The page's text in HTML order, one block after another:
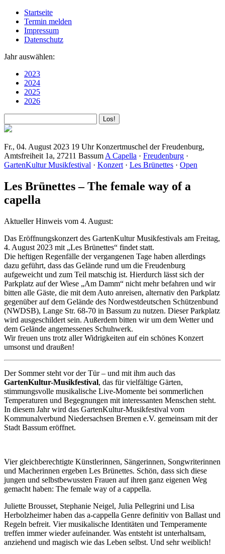
Startseite
Termin melden
Impressum
Datenschutz
Jahr auswählen:
2023
2024
2025
2026
Fr., 04. August 2023 19 Uhr Konzertmuschel der Freudenburg,
Amtsfreiheit 1a, 27211 Bassum A Capella · Freudenburg ·
GartenKultur Musikfestival · Konzert · Les Brünettes · Open
Les Brünettes – The female way of a
capella
Aktueller Hinweis vom 4. August:
Das Eröffnungskonzert des GartenKultur Musikfestivals am Freitag,
4. August 2023 mit „Les Brünettes“ findet statt.
Die heftigen Regenfälle der vergangenen Tage haben allerdings
dazu geführt, dass das Gelände rund um die Freudenburg
aufgeweicht und zum Teil matschig ist. Hierdurch lässt sich der
Parkplatz auf der Wiese „Am Damm“ nicht mehr befahren und wir
bitten alle Gäste, die mit dem Auto anreisen, alternativ den Parkplatz
gegenüber auf dem Gelände des Nordwestdeutschen Schützenbund
(NWDSB), Lange Str. 68-70 in Bassum zu nutzen. Dieser Parkplatz
wird ausgeschildert sein. Außerdem bitten wir um dem Wetter und
dem Gelände angemessenes Schuhwerk.
Wir freuen uns trotz aller Widrigkeiten auf ein schönes Konzert
umsonst und draußen!
Der Sommer steht vor der Tür – und mit ihm auch das
GartenKultur-Musikfestival, das für vielfältige Gärten,
stimmungsvolle musikalische Live-Momente bei sommerlichen
Temperaturen und Begegnungen mit interessanten Menschen steht.
In diesem Jahr wird das GartenKultur-Musikfestival vom
Kommunalverbund Niedersachsen Bremen e.V. gemeinsam mit der
Stadt Bassum eröffnet.
Vier gleichberechtigte Künstlerinnen, Sängerinnen, Songwriterinnen
und Macherinnen ergeben Les Brünettes. Schön, dass sich diese
jungen und selbstbewussten Frauen auf ihren ganz eigenen Weg
gemacht haben: The female way of a cappella.
Juliette Brousset, Stephanie Neigel, Julia Pellegrini und Lisa
Herbolzheimer haben das a-cappella Genre definitiv von Ballast und
Regeln befreit. Vier musikalische Identitäten und Temperamente
treffen immer wieder aufeinander. Was entsteht ist unterhaltsam,
anziehend und magisch wie das Leben selbst. Und sehr weiblich!